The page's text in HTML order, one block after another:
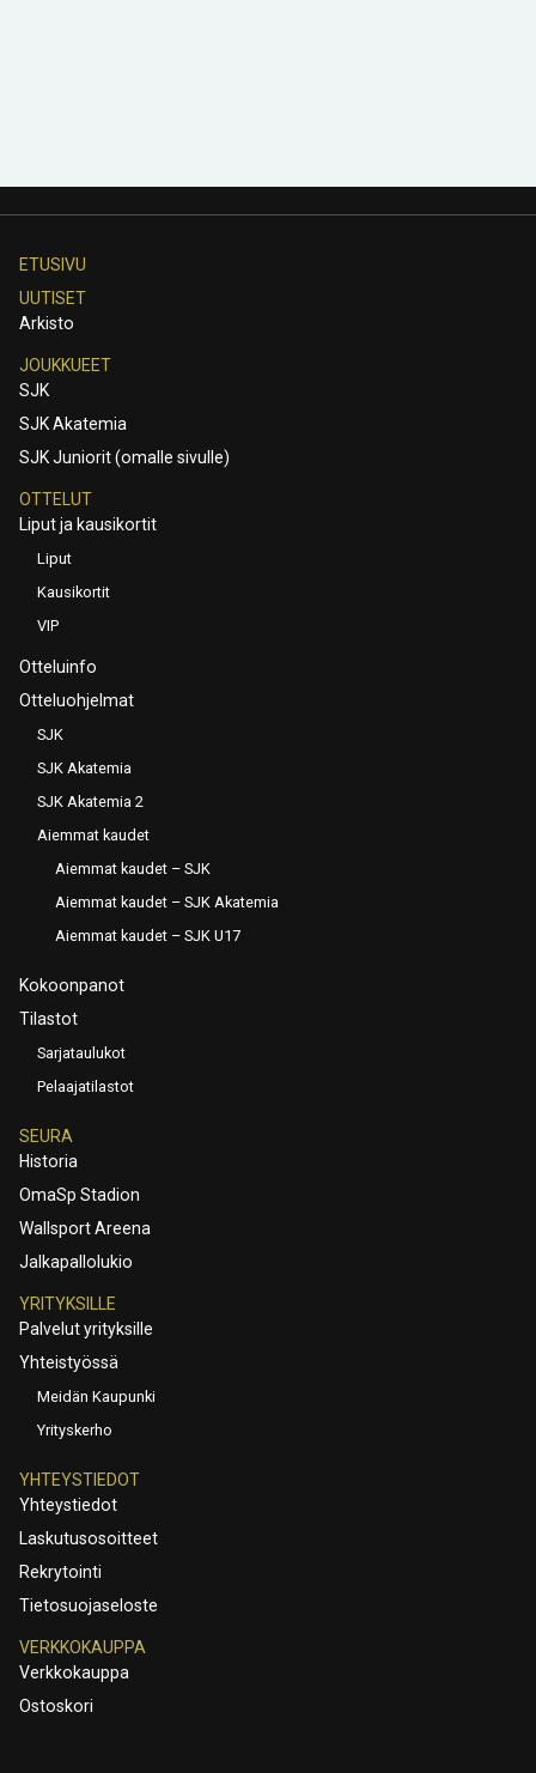
ETUSIVU
UUTISET
Arkisto
JOUKKUEET
SJK
SJK Akatemia
SJK Juniorit (omalle sivulle)
OTTELUT
Liput ja kausikortit
Liput
Kausikortit
VIP
Otteluinfo
Otteluohjelmat
SJK
SJK Akatemia
SJK Akatemia 2
Aiemmat kaudet
Aiemmat kaudet – SJK
Aiemmat kaudet – SJK Akatemia
Aiemmat kaudet – SJK U17
Kokoonpanot
Tilastot
Sarjataulukot
Pelaajatilastot
SEURA
Historia
OmaSp Stadion
Wallsport Areena
Jalkapallolukio
YRITYKSILLE
Palvelut yrityksille
Yhteistyössä
Meidän Kaupunki
Yrityskerho
YHTEYSTIEDOT
Yhteystiedot
Laskutusosoitteet
Rekrytointi
Tietosuojaseloste
VERKKOKAUPPA
Verkkokauppa
Ostoskori